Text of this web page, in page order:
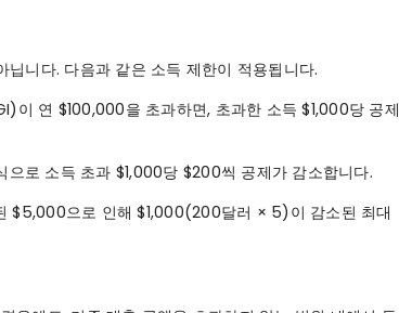
니다. 다음과 같은 소득 제한이 적용됩니다.
연 $100,000을 초과하면, 초과한 소득 $1,000당 공제
로 소득 초과 $1,000당 $200씩 공제가 감소합니다.
$5,000으로 인해 $1,000(200달러 × 5)이 감소된 최대